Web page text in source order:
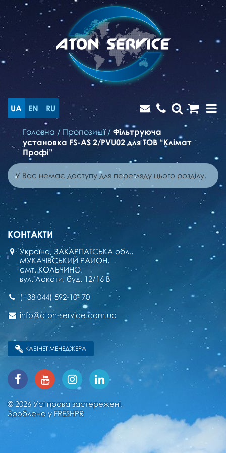
UA EN RU
Головна / Пропозиції/ Фільтруюча
установка FS-AS 2/PVU02 для ТОВ “Клімат
Профі”
У Вас немає доступу для перегляду цього розділу.
КОНТАКТИ
Україна, ЗАКАРПАТСЬКА обл.,
МУКАЧІВСЬКИЙ РАЙОН,
смт. КОЛЬЧИНО,
вул. Локоти, буд. 12/16 В
(+38 044) 592-10- 70
info@aton-service.com.ua
КАБІНЕТ МЕНЕДЖЕРА
© 2026 Усі права застережені.
Зроблено уFRESHPR